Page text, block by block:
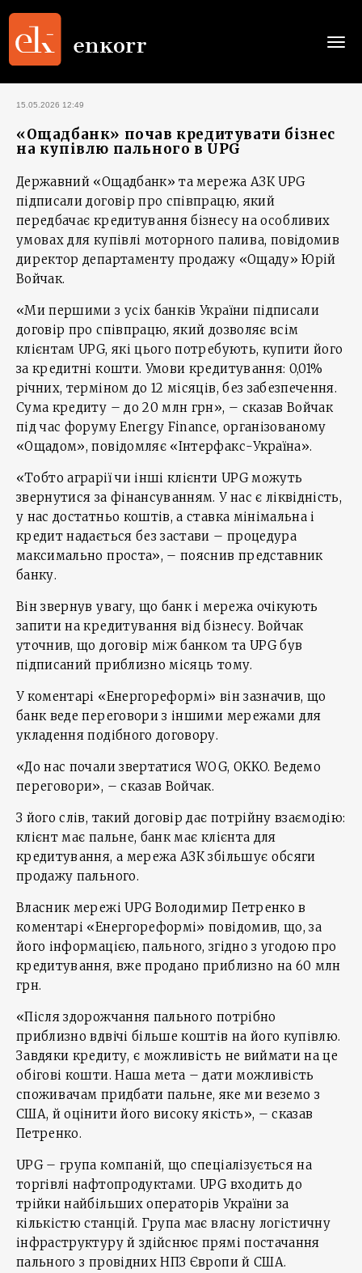
15.05.2026 12:49
«Ощадбанк» почав кредитувати бізнес
на купівлю пального в UPG
Державний «Ощадбанк» та мережа АЗК UPG
підписали договір про співпрацю, який
передбачає кредитування бізнесу на особливих
умовах для купівлі моторного палива, повідомив
директор департаменту продажу «Ощаду» Юрій
Войчак.
«Ми першими з усіх банків України підписали
договір про співпрацю, який дозволяє всім
клієнтам UPG, які цього потребують, купити його
за кредитні кошти. Умови кредитування: 0,01%
річних, терміном до 12 місяців, без забезпечення.
Сума кредиту – до 20 млн грн», – сказав Войчак
під час форуму Energy Finance, організованому
«Ощадом», повідомляє «Інтерфакс-Україна».
«Тобто аграрії чи інші клієнти UPG можуть
звернутися за фінансуванням. У нас є ліквідність,
у нас достатньо коштів, а ставка мінімальна і
кредит надається без застави – процедура
максимально проста», – пояснив представник
банку.
Він звернув увагу, що банк і мережа очікують
запити на кредитування від бізнесу. Войчак
уточнив, що договір між банком та UPG був
підписаний приблизно місяць тому.
У коментарі «Енергореформі» він зазначив, що
банк веде переговори з іншими мережами для
укладення подібного договору.
«До нас почали звертатися WOG, OKKO. Ведемо
переговори», – сказав Войчак.
З його слів, такий договір дає потрійну взаємодію:
клієнт має пальне, банк має клієнта для
кредитування, а мережа АЗК збільшує обсяги
продажу пального.
Власник мережі UPG Володимир Петренко в
коментарі «Енергореформі» повідомив, що, за
його інформацією, пального, згідно з угодою про
кредитування, вже продано приблизно на 60 млн
грн.
«Після здорожчання пального потрібно
приблизно вдвічі більше коштів на його купівлю.
Завдяки кредиту, є можливість не виймати на це
обігові кошти. Наша мета – дати можливість
споживачам придбати пальне, яке ми веземо з
США, й оцінити його високу якість», – сказав
Петренко.
UPG – група компаній, що спеціалізується на
торгівлі нафтопродуктами. UPG входить до
трійки найбільших операторів України за
кількістю станцій. Група має власну логістичну
інфраструктуру й здійснює прямі постачання
пального з провідних НПЗ Європи й США.